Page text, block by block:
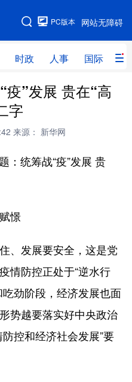
网站无障碍
PC版本
时政 人事 国际 财
图
时政 人事
网评
全球连线
量子 体育
信息化 数字经济
银龄 溯源中国
能源 会展
时尚 悦读
疫”发展 贵在“高
字
来源： 新华网
统筹战“疫”发展 贵
憬
发展要安全，这是党
情防控正处于“逆水行
劲阶段，经济发展也面
势越要落实好中央政治
控和经济社会发展”要